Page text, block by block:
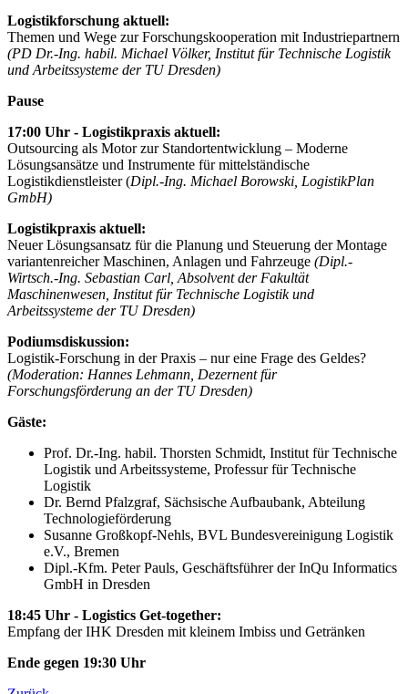
Logistikforschung aktuell:
Themen und Wege zur Forschungskooperation mit Industriepartnern
(PD Dr.-Ing. habil. Michael Völker, Institut für Technische Logistik
und Arbeitssysteme der TU Dresden)
Pause
17:00 Uhr - Logistikpraxis aktuell:
Outsourcing als Motor zur Standortentwicklung – Moderne
Lösungsansätze und Instrumente für mittelständische
Logistikdienstleister (Dipl.-Ing. Michael Borowski, LogistikPlan
GmbH)
Logistikpraxis aktuell:
Neuer Lösungsansatz für die Planung und Steuerung der Montage
variantenreicher Maschinen, Anlagen und Fahrzeuge (Dipl.-
Wirtsch.-Ing. Sebastian Carl, Absolvent der Fakultät
Maschinenwesen, Institut für Technische Logistik und
Arbeitssysteme der TU Dresden)
Podiumsdiskussion:
Logistik-Forschung in der Praxis – nur eine Frage des Geldes?
(Moderation: Hannes Lehmann, Dezernent für
Forschungsförderung an der TU Dresden)
Gäste:
Prof. Dr.-Ing. habil. Thorsten Schmidt, Institut für Technische
Logistik und Arbeitssysteme, Professur für Technische
Logistik
Dr. Bernd Pfalzgraf, Sächsische Aufbaubank, Abteilung
Technologieförderung
Susanne Großkopf-Nehls, BVL Bundesvereinigung Logistik
e.V., Bremen
Dipl.-Kfm. Peter Pauls, Geschäftsführer der InQu Informatics
GmbH in Dresden
18:45 Uhr - Logistics Get-together:
Empfang der IHK Dresden mit kleinem Imbiss und Getränken
Ende gegen 19:30 Uhr